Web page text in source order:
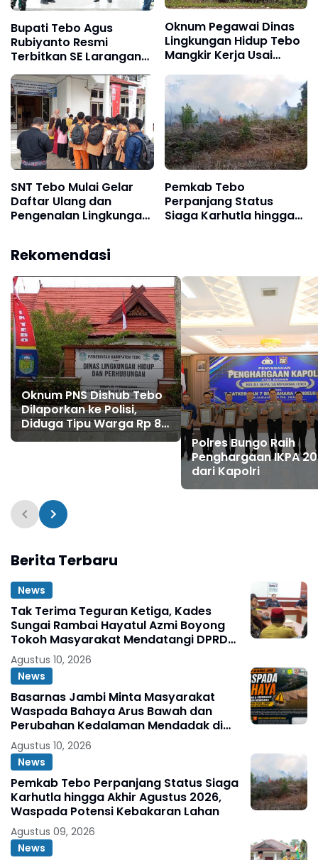
Bupati Tebo Agus
Rubiyanto Resmi
Terbitkan SE Larangan
PETI: Ancam Sanksi
Tegas Kades hingga
BPD yang Terlibat
Oknum Pegawai Dinas
Lingkungan Hidup Tebo
Mangkir Kerja Usai
Pilih Bungkam
SNT Tebo Mulai Gelar
Daftar Ulang dan
Pengenalan Lingkungan
Orang Tua
Pemkab Tebo
Perpanjang Status
Siaga Karhutla hingga
Rekomendasi
Oknum PNS Dishub Tebo
Dilaporkan ke Polisi,
Diduga Tipu Warga Rp 80
Juta Modus Janji Masuk
Polres Bungo Raih
Penghargaan IKPA
dari Kapolri
Berita Terbaru
News
Tak Terima Teguran Ketiga, Kades
Sungai Rambai Hayatul Azmi Boyong
Tokoh Masyarakat Mendatangi DPRD
Tebo
Agustus 10, 2026
News
Basarnas Jambi Minta Masyarakat
Waspada Bahaya Arus Bawah dan
Perubahan Kedalaman Mendadak di
Fenomena Pasir Timbul di Sungai
Batanghari
Agustus 10, 2026
News
Pemkab Tebo Perpanjang Status Siaga
Karhutla hingga Akhir Agustus 2026,
Waspada Potensi Kebakaran Lahan
Agustus 09, 2026
News